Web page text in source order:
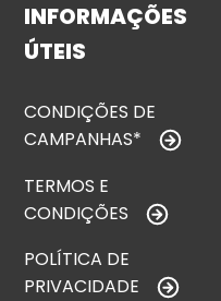
INFORMAÇÕES
ÚTEIS
CONDIÇÕES DE
CAMPANHAS*
TERMOS E
CONDIÇÕES
POLÍTICA DE
PRIVACIDADE